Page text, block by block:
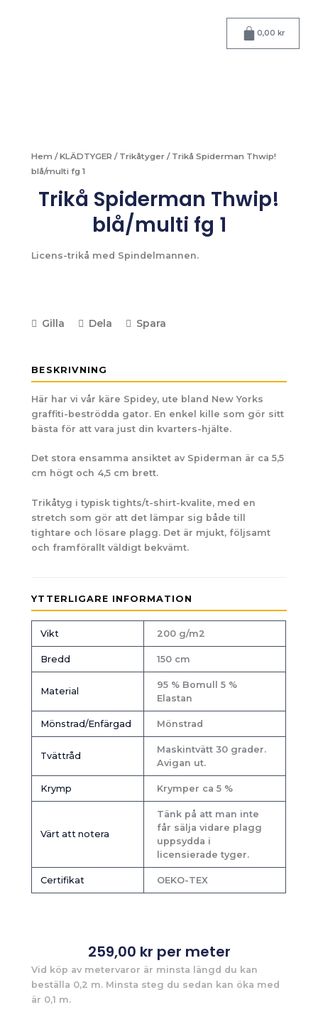
0,00 kr
Varukorg
Hem /KLÄDTYGER / Trikåtyger / Trikå Spiderman Thwip!
blå/multi fg 1
Trikå Spiderman Thwip!
blå/multi fg 1
Licens-trikå med Spindelmannen.
Gilla Dela Spara
BESKRIVNING
Här har vi vår käre Spidey, ute bland New Yorks
graffiti-beströdda gator. En enkel kille som gör sitt
bästa för att vara just din kvarters-hjälte.
Det stora ensamma ansiktet av Spiderman är ca 5,5
cm högt och 4,5 cm brett.
Trikåtyg i typisk tights/t-shirt-kvalite, med en
stretch som gör att det lämpar sig både till
tightare och lösare plagg. Det är mjukt, följsamt
och framförallt väldigt bekvämt.
YTTERLIGARE INFORMATION
Vikt 200 g/m2
Bredd 150 cm
Material
95 % Bomull 5 %
Elastan
Mönstrad/Enfärgad Mönstrad
Tvättråd
Maskintvätt 30 grader.
Avigan ut.
Krymp Krymper ca 5 %
Värt att notera
Tänk på att man inte
får sälja vidare plagg
uppsydda i
licensierade tyger.
Certifikat OEKO-TEX
259,00 kr per meter
Vid köp av metervaror är minsta längd du kan
beställa 0,2 m. Minsta steg du sedan kan öka med
är 0,1 m.